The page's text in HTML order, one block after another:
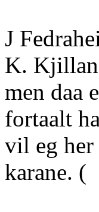
J
K.
men daa
fortaalt
vil eg
karane. (